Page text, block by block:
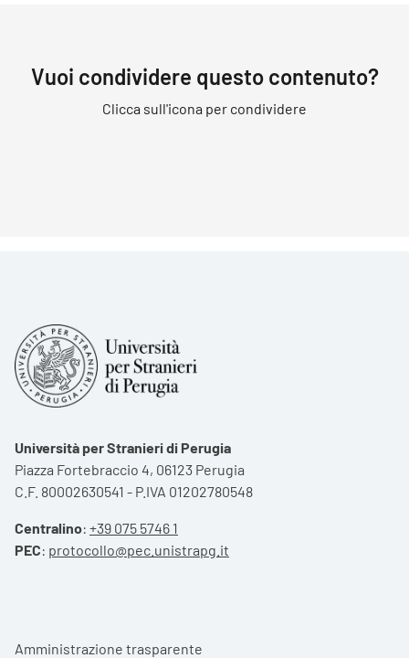
Vuoi condividere questo contenuto?
Clicca sull'icona per condividere
Università per Stranieri di Perugia
Piazza Fortebraccio 4, 06123 Perugia
C.F. 80002630541 - P.IVA 01202780548
Centralino: +39 075 5746 1
PEC: protocollo@pec.unistrapg.it
Footer menu
Amministrazione trasparente